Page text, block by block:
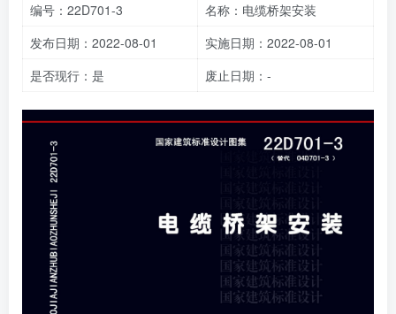
编号：22D701-3
名称：电缆桥架安装
发布日期：2022-08-01
实施日期：2022-08-01
是否现行：是
废止日期：-